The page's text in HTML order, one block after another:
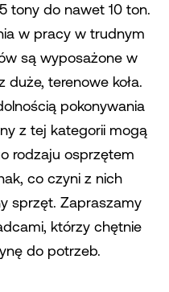
tony do nawet 10 ton.
w pracy w trudnym
są wyposażone w
terenowe koła.
pokonywania
z tej kategorii mogą
rodzaju osprzętem
co czyni z nich
sprzęt. Zapraszamy
którzy chętnie
do potrzeb.